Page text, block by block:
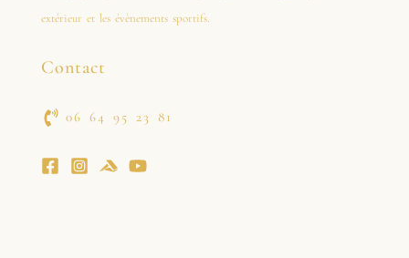
extérieur et les évènements sportifs.
Contact
06 64 95 23 81